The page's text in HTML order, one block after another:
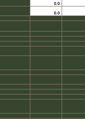
0.0
0.0